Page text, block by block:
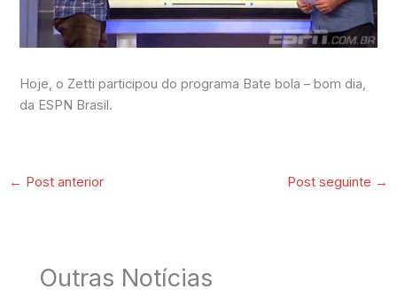
Hoje, o Zetti participou do programa Bate bola – bom dia,
da ESPN Brasil.
← Post anterior Post seguinte →
Outras Notícias